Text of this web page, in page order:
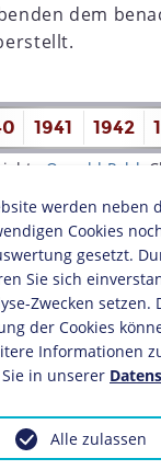
dem
1941 1942
Oswald Pohl ,
geeigneten Lager
vom
eines Teils des
Bergen-
Juden
Deutsche
einer
einer Kontrolle
Bergen-
geändert, um auf
werden neben
Cookies
gesetzt.
Sie sich
Zwecken setzen.
der Cookies
Informationen
in unserer
Alle zulassen